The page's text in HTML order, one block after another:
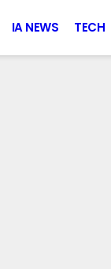
IA NEWS TECH